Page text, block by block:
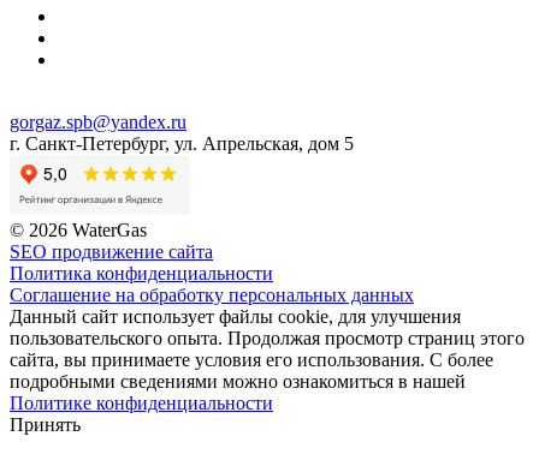
gorgaz.spb@yandex.ru
г. Санкт-Петербург, ул. Апрельская, дом 5
© 2026 WaterGas
SEO продвижение сайта
Политика конфиденциальности
Соглашение на обработку персональных данных
Данный сайт использует файлы cookie, для улучшения
пользовательского опыта. Продолжая просмотр страниц этого
сайта, вы принимаете условия его использования. С более
подробными сведениями можно ознакомиться в нашей
Политике конфиденциальности
Принять